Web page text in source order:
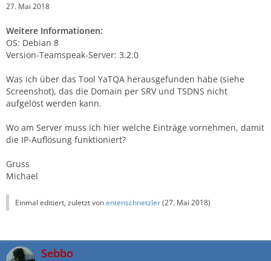
27. Mai 2018
Weitere Informationen:
OS: Debian 8
Version-Teamspeak-Server: 3.2.0
Was ich über das Tool YaTQA herausgefunden habe (siehe
Screenshot), das die Domain per SRV und TSDNS nicht
aufgelöst werden kann.
Wo am Server muss ich hier welche Einträge vornehmen, damit
die IP-Auflösung funktioniert?
Gruss
Michael
Einmal editiert, zuletzt vonentenschnetzler(27. Mai 2018)
Sebbo